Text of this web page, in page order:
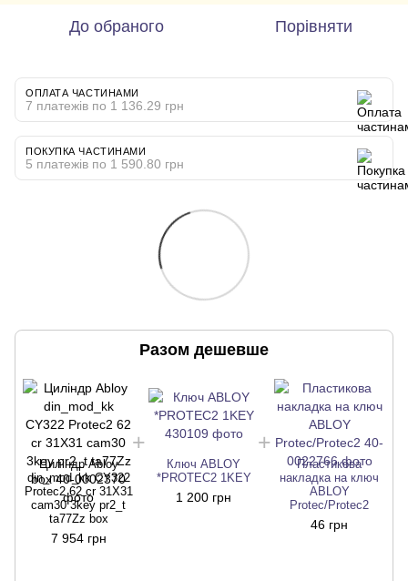
До обраного Порівняти
ОПЛАТА ЧАСТИНАМИ
7 платежів по 1 136.29 грн
ПОКУПКА ЧАСТИНАМИ
5 платежів по 1 590.80 грн
Разом дешевше
Циліндр Abloy
din_mod_kk CY322
Protec2 62 cr 31X31
cam30 3key pr2_t
ta77Zz box
7 954 грн
Ключ ABLOY
*PROTEC2 1KEY
1 200 грн
Пластикова
накладка на ключ
ABLOY
Protec/Protec2
46 грн